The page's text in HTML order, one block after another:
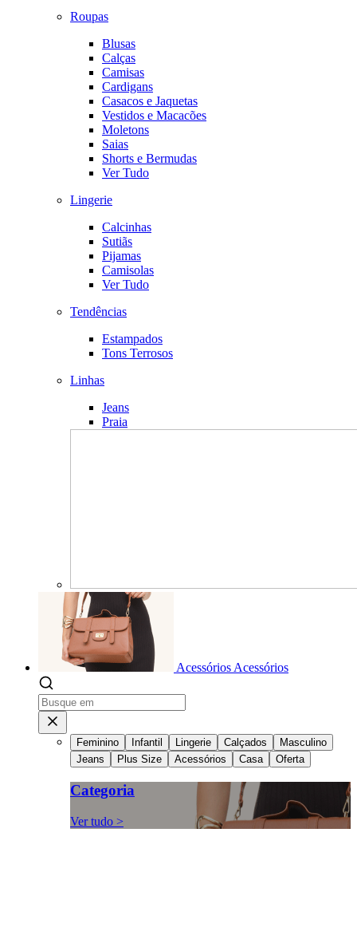
Roupas
Blusas
Calças
Camisas
Cardigans
Casacos e Jaquetas
Vestidos e Macacões
Moletons
Saias
Shorts e Bermudas
Ver Tudo
Lingerie
Calcinhas
Sutiãs
Pijamas
Camisolas
Ver Tudo
Tendências
Estampados
Tons Terrosos
Linhas
Jeans
Praia
Acessórios Acessórios
Feminino Infantil Lingerie Calçados
Masculino
Jeans
Plus Size Acessórios Casa Oferta
Categoria
Ver tudo >